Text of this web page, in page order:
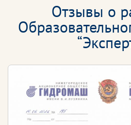
Отзывы о